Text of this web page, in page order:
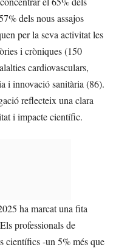
dels nous assajos
per la seva activitat les
i cròniques (150
cardiovasculars,
i innovació sanitària (86).
reflecteix una clara
i impacte científic.
ha marcat una fita
professionals de
científics -un 5% més que